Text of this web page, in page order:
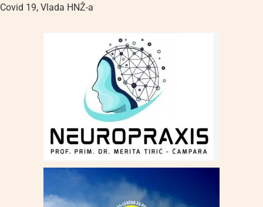
Covid 19, Vlada HNŽ-a